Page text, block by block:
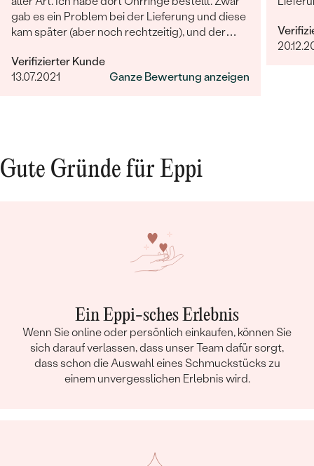
gab es ein Problem bei der Lieferung und diese
kam später (aber noch rechtzeitig), und der
war unglaublich hilfsbereit und freundlich! Die
Qualität des Schmucks ist wirklich
Verifizierter Kunde
13.07.2021
Ganze Bewertung anzeigen
Gute Gründe für Eppi
Ein Eppi-sches Erlebnis
Wenn Sie online oder persönlich einkaufen, können Sie
sich darauf verlassen, dass unser Team dafür sorgt,
dass schon die Auswahl eines Schmuckstücks zu
einem unvergesslichen Erlebnis wird.